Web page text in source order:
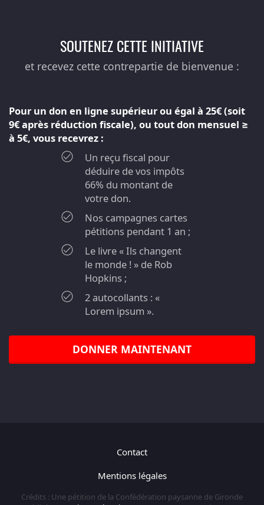
SOUTENEZ CETTE INITIATIVE
et recevez cette contrepartie de bienvenue :
Pour un don en ligne supérieur ou égal à 25€ (soit
9€ après réduction fiscale), ou tout don mensuel ≥
à 5€, vous recevrez :
Un reçu fiscal pour
déduire de vos impôts
66% du montant de
votre don.
Nos campagnes cartes
pétitions pendant 1 an ;
Le livre « Ils changent
le monde ! » de Rob
Hopkins ;
2 autocollants : «
Lorem ipsum ».
DONNER MAINTENANT
Contact
Mentions légales
Crédits : Une pétition de la Confédération paysanne de Gironde